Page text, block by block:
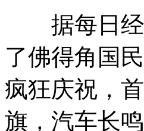
据每日经
了佛得角国
疯狂庆祝，
旗，汽车长